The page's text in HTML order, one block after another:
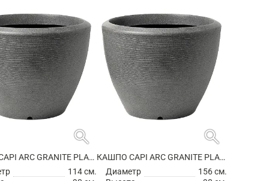
search
КАШПО CAPI ARC GRANITE PLANTER BALL ANTHRACITE
114 см.
search
КАШПО CAPI ARC GRANITE PLANTER BALL ANTHRACITE
Диаметр
156 см.